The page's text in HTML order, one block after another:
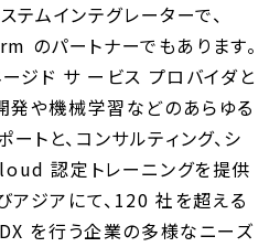
ムインテグレーターで、
パートナーでもあります。
ド サ ービス プロバイダと
発や機械学習などのあらゆる
トと、コンサルティング、シ
認定トレーニングを提供
アジアにて、120 社を超える
を行う企業の多様なニーズ